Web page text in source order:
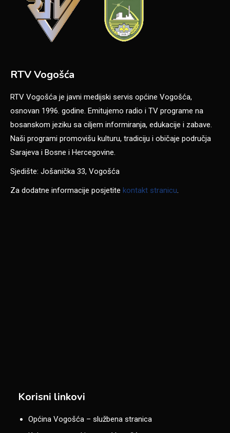
RTV Vogošća
RTV Vogošća je javni medijski servis općine Vogošća,
osnovan 1996. godine. Emitujemo radio i TV programe na
bosanskom jeziku sa ciljem informiranja, edukacije i zabave.
Naši programi promovišu kulturu, tradiciju i običaje područja
Sarajeva i Bosne i Hercegovine.
Sjedište: Jošanička 33, Vogošća
Za dodatne informacije posjetite kontakt stranicu.
Korisni linkovi
Općina Vogošća – službena stranica